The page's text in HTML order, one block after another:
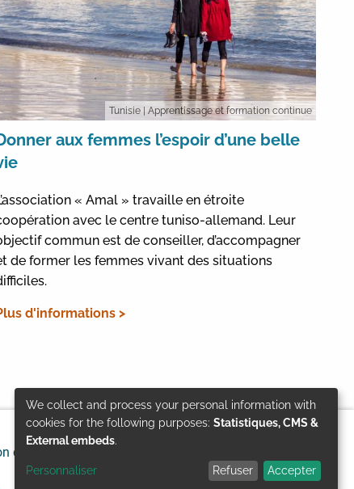
Tunisie | Apprentissage et formation continue
aux femmes l’espoir d’une belle
« Amal » travaille en étroite
avec le centre tuniso-allemand. Leur
commun est de conseiller, d’accompagner
de former les femmes vivant des situations
d'informations >
de responsabilité
Use
of
We collect and process your personal information with
cookies for the following purposes: Statistiques, CMS &
External embeds.
Personnaliser Refuser Accepter